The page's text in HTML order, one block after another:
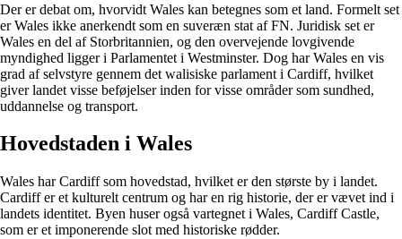
Der er debat om, hvorvidt Wales kan betegnes som et land. Formelt set
er Wales ikke anerkendt som en suveræn stat af FN. Juridisk set er
Wales en del af Storbritannien, og den overvejende lovgivende
myndighed ligger i Parlamentet i Westminster. Dog har Wales en vis
grad af selvstyre gennem det walisiske parlament i Cardiff, hvilket
giver landet visse beføjelser inden for visse områder som sundhed,
uddannelse og transport.
Hovedstaden i Wales
Wales har Cardiff som hovedstad, hvilket er den største by i landet.
Cardiff er et kulturelt centrum og har en rig historie, der er vævet ind i
landets identitet. Byen huser også vartegnet i Wales, Cardiff Castle,
som er et imponerende slot med historiske rødder.